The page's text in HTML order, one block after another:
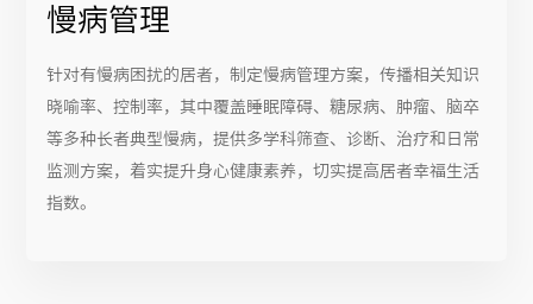
慢病管理
针对有慢病困扰的居者，制定慢病管理方案，传播相关知识
晓喻率、控制率，其中覆盖睡眠障碍、糖尿病、肿瘤、脑卒
等多种长者典型慢病，提供多学科筛查、诊断、治疗和日常
监测方案，着实提升身心健康素养，切实提高居者幸福生活
指数。